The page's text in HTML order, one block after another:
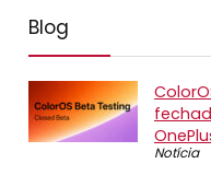
Blog
Notícia